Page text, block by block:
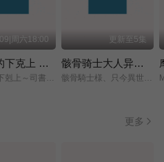
09|周六18:00
小书痴的下克上 〜为了成为图书管理员而不择手段〜 领主的养女
本好きの下剋上～司書になるためには手段を選んでいられません～/領主の養女/
更新至5集
骸骨骑士大人异世界冒险中 第二季
骸骨騎士様、只今異世界へお出掛け中Ⅱ/
更多